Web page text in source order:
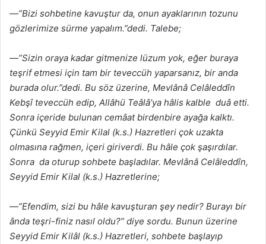
—”Bizi sohbetine kavuştur da, onun ayaklarının tozunu
gözlerimize sürme yapalım.”dedi. Talebe;
—”Sizin oraya kadar gitmenize lüzum yok, eğer buraya
teşrif etmesi için tam bir teveccüh yaparsanız, bir anda
burada olur.”dedi. Bu söz üzerine, Mevlânâ Celâleddîn
Kebşî teveccüh edip, Allâhü Teâlâ’ya hâlis kalble duâ etti.
Sonra içeride bulunan cemâat birdenbire ayağa kalktı.
Çünkü Seyyid Emir Kilal (k.s.) Hazretleri çok uzakta
olmasına rağmen, içeri giriverdi. Bu hâle çok şaşırdılar.
Sonra da oturup sohbete başladılar. Mevlânâ Celâleddîn,
Seyyid Emir Kilal (k.s.) Hazretlerine;
—”Efendim, sizi bu hâle kavuşturan şey nedir? Burayı bir
ânda teşri-finiz nasıl oldu?” diye sordu. Bunun üzerine
Seyyid Emir Kilâl (k.s.) Hazretleri, sohbete başlayıp